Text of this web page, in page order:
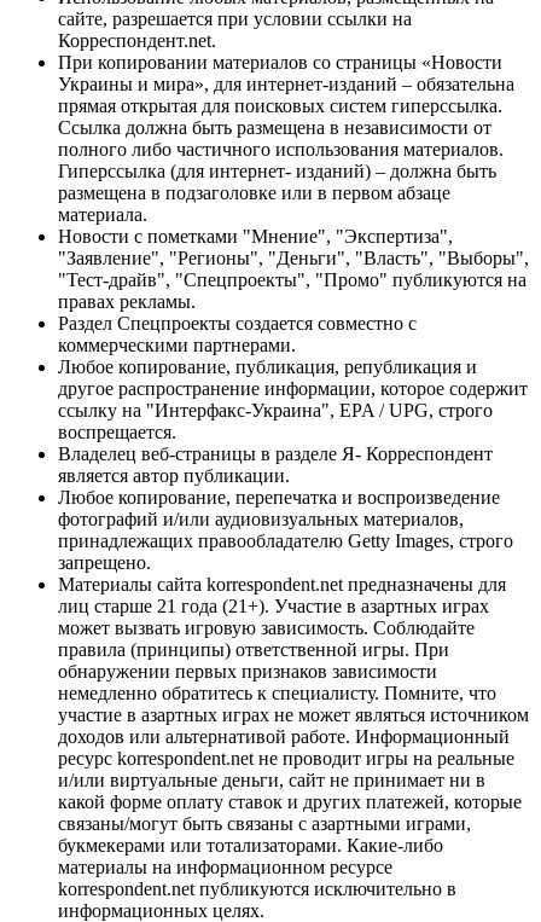
сайте, разрешается при условии ссылки на
Корреспондент.net.
При копировании материалов со страницы «Новости
Украины и мира», для интернет-изданий – обязательна
прямая открытая для поисковых систем гиперссылка.
Ссылка должна быть размещена в независимости от
полного либо частичного использования материалов.
Гиперссылка (для интернет- изданий) – должна быть
размещена в подзаголовке или в первом абзаце
материала.
Новости с пометками "Мнение", "Экспертиза",
"Заявление", "Регионы", "Деньги", "Власть", "Выборы",
"Тест-драйв", "Спецпроекты", "Промо" публикуются на
правах рекламы.
Раздел Спецпроекты создается совместно с
коммерческими партнерами.
Любое копирование, публикация, републикация и
другое распространение информации, которое содержит
ссылку на "Интерфакс-Украина", EPA / UPG, строго
воспрещается.
Владелец веб-страницы в разделе Я- Корреспондент
является автор публикации.
Любое копирование, перепечатка и воспроизведение
фотографий и/или аудиовизуальных материалов,
принадлежащих правообладателю Getty Images, строго
запрещено.
Материалы сайта korrespondent.net предназначены для
лиц старше 21 года (21+). Участие в азартных играх
может вызвать игровую зависимость. Соблюдайте
правила (принципы) ответственной игры. При
обнаружении первых признаков зависимости
немедленно обратитесь к специалисту. Помните, что
участие в азартных играх не может являться источником
доходов или альтернативой работе. Информационный
ресурс korrespondent.net не проводит игры на реальные
и/или виртуальные деньги, сайт не принимает ни в
какой форме оплату ставок и других платежей, которые
связаны/могут быть связаны с азартными играми,
букмекерами или тотализаторами. Какие-либо
материалы на информационном ресурсе
korrespondent.net публикуются исключительно в
информационных целях.